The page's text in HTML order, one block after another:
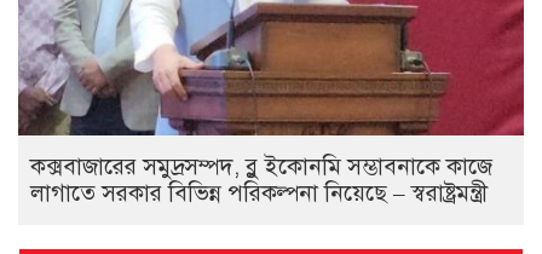
কক্সবাজারের সমুদ্রসম্পদ, ব্লু ইকোনমি সম্ভাবনাকে কাজে
লাগাতে সরকার বিভিন্ন পরিকল্পনা নিয়েছে – স্বরাষ্ট্রমন্ত্রী